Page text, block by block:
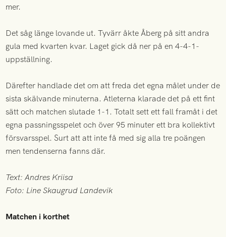
mer.
Det såg länge lovande ut. Tyvärr åkte Åberg på sitt andra
gula med kvarten kvar. Laget gick då ner på en 4-4-1-
uppställning.
Därefter handlade det om att freda det egna målet under de
sista skälvande minuterna. Atleterna klarade det på ett fint
sätt och matchen slutade 1-1. Totalt sett ett fall framåt i det
egna passningsspelet och över 95 minuter ett bra kollektivt
försvarsspel. Surt att att inte få med sig alla tre poängen
men tendenserna fanns där.
Text: Andres Kriisa
Foto: Line Skaugrud Landevik
Matchen i korthet